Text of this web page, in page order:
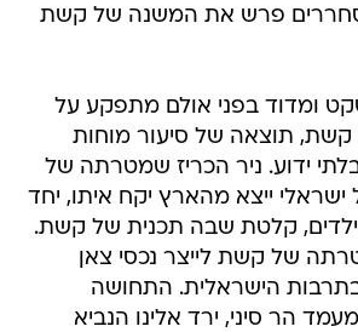
פרש את המשנה של קשת
ומדוד בפני אולם מתפקע על
קשת, תוצאה של סיעור מוחות
ידוע. ניר הכריז שמטרתה של
ייצא מהארץ יקח איתו, יחד
קלטת שבה תכנית של קשת.
של קשת לייצר נכסי צאן
בתרבות הישראלית. התחושה
הר סיני, ירד אלינו הנביא